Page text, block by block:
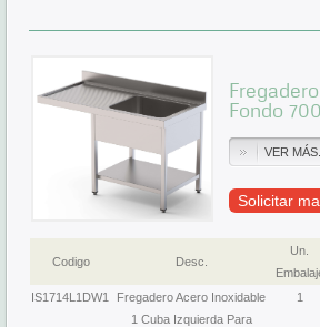
Fondo
VER MÁS...
Solicitar
Codigo Desc.
Un.
IS1714L1DW1
Fregadero Acero Inoxidable
1 Cuba Izquierda Para
1